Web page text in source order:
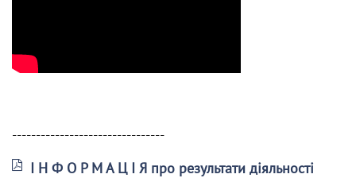
--------------------------------
І Н Ф О Р М А Ц І Я про результати діяльності